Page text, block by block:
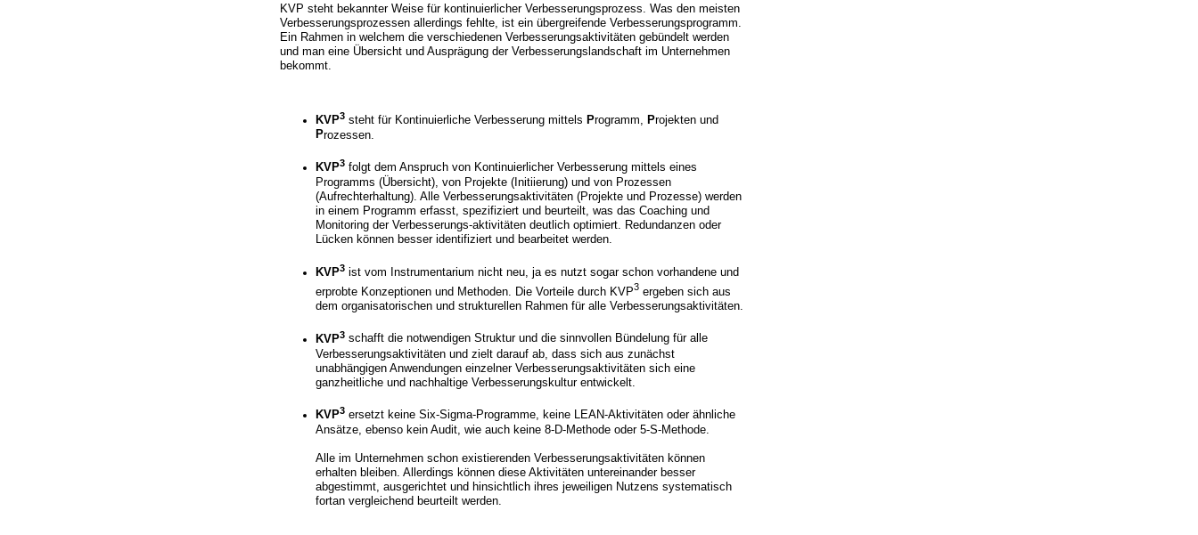
KVP steht bekannter Weise für kontinuierlicher Verbesserungsprozess. Was den meisten
Verbesserungsprozessen allerdings fehlte, ist ein übergreifende Verbesserungsprogramm.
Ein Rahmen in welchem die verschiedenen Verbesserungsaktivitäten gebündelt werden
und man eine Übersicht und Ausprägung der Verbesserungslandschaft im Unternehmen
bekommt.
KVP3 steht für Kontinuierliche Verbesserung mittels Programm, Projekten und
Prozessen.
KVP3 folgt dem Anspruch von Kontinuierlicher Verbesserung mittels eines
Programms (Übersicht), von Projekte (Initiierung) und von Prozessen
(Aufrechterhaltung). Alle Verbesserungsaktivitäten (Projekte und Prozesse) werden
in einem Programm erfasst, spezifiziert und beurteilt, was das Coaching und
Monitoring der Verbesserungs-aktivitäten deutlich optimiert. Redundanzen oder
Lücken können besser identifiziert und bearbeitet werden.
KVP3 ist vom Instrumentarium nicht neu, ja es nutzt sogar schon vorhandene und
erprobte Konzeptionen und Methoden. Die Vorteile durch KVP3 ergeben sich aus
dem organisatorischen und strukturellen Rahmen für alle Verbesserungsaktivitäten.
KVP3 schafft die notwendigen Struktur und die sinnvollen Bündelung für alle
Verbesserungsaktivitäten und zielt darauf ab, dass sich aus zunächst
unabhängigen Anwendungen einzelner Verbesserungsaktivitäten sich eine
ganzheitliche und nachhaltige Verbesserungskultur entwickelt.
KVP3 ersetzt keine Six-Sigma-Programme, keine LEAN-Aktivitäten oder ähnliche
Ansätze, ebenso kein Audit, wie auch keine 8-D-Methode oder 5-S-Methode.
Alle im Unternehmen schon existierenden Verbesserungsaktivitäten können
erhalten bleiben. Allerdings können diese Aktivitäten untereinander besser
abgestimmt, ausgerichtet und hinsichtlich ihres jeweiligen Nutzens systematisch
fortan vergleichend beurteilt werden.